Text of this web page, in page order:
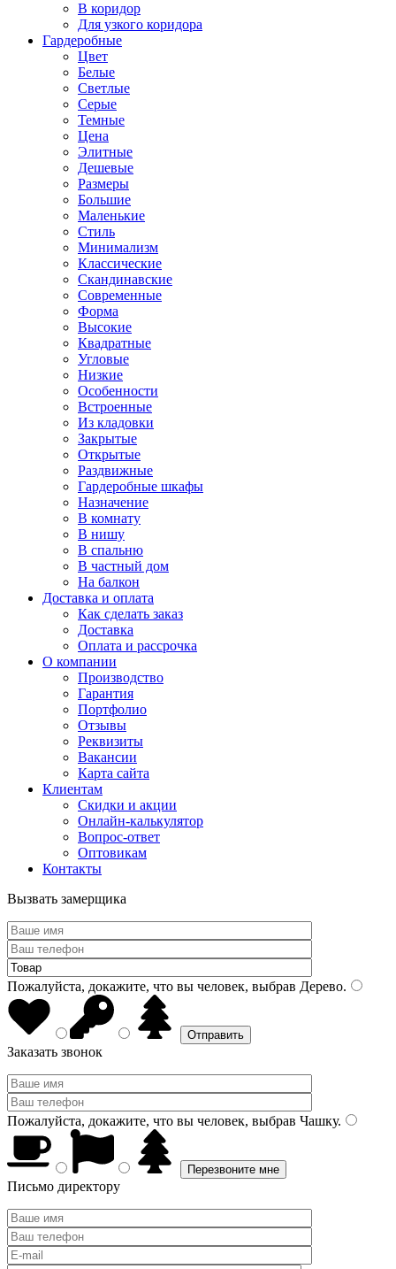
В коридор
Для узкого коридора
Гардеробные
Цвет
Белые
Светлые
Серые
Темные
Цена
Элитные
Дешевые
Размеры
Большие
Маленькие
Стиль
Минимализм
Классические
Скандинавские
Современные
Форма
Высокие
Квадратные
Угловые
Низкие
Особенности
Встроенные
Из кладовки
Закрытые
Открытые
Раздвижные
Гардеробные шкафы
Назначение
В комнату
В нишу
В спальню
В частный дом
На балкон
Доставка и оплата
Как сделать заказ
Доставка
Оплата и рассрочка
О компании
Производство
Гарантия
Портфолио
Отзывы
Реквизиты
Вакансии
Карта сайта
Клиентам
Скидки и акции
Онлайн-калькулятор
Вопрос-ответ
Оптовикам
Контакты
Вызвать замерщика
Пожалуйста, докажите, что вы человек, выбрав Дерево.
Заказать звонок
Пожалуйста, докажите, что вы человек, выбрав Чашку.
Письмо директору